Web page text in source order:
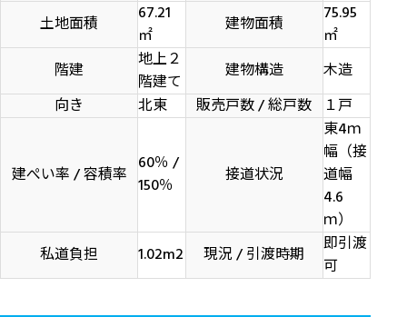
土地面積
67.21
㎡
建物面積
75.95
㎡
階建
地上２
階建て
建物構造
木造
向き
北東 販売戸数 / 総戸数 １戸
建ぺい率 / 容積率
60％ /
150％
接道状況
東4ｍ
幅（接
道幅
4.6
ｍ）
私道負担
1.02m2 現況 / 引渡時期
即引渡
可